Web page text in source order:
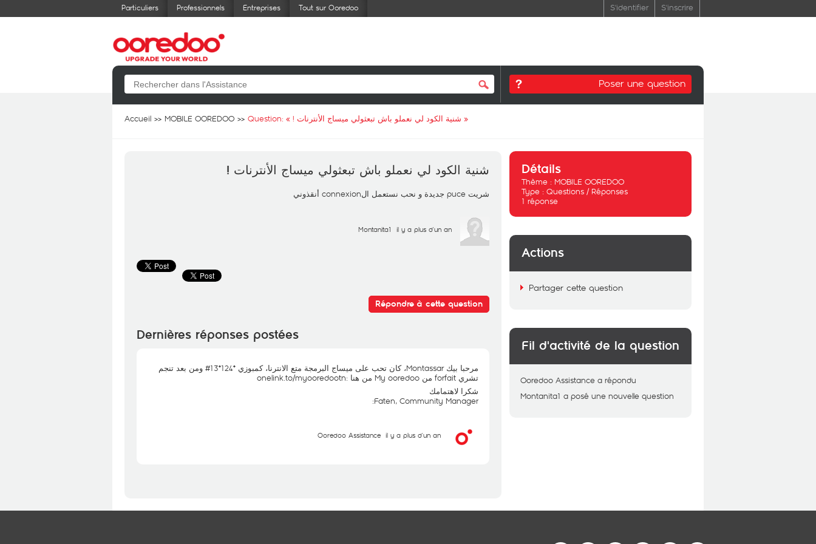
Particuliers Professionnels Entreprises Tout sur Ooredoo S'identifier S'inscrire
Poser une question
Accueil MOBILE OOREDOO Question: « شنية الكود لي نعملو باش تبعثولي ميساج الأنترنات ! »
شنية الكود لي نعملو باش تبعثولي ميساج الأنترنات !
شريت puce جديدة و نحب نستعمل الconnexion أنقذوني
Montanita1 il y a plus d'un an
Répondre à cette question
Dernières réponses postées
مرحبا بيك Montassar، كان تحب على ميساج البرمجة متع الانترنا، كمبوزي *124*13# ومن بعد تنجم
تشري forfait من My ooredoo من هنا :onelink.to/myooredootn
شكرا لاهتمامك
Faten, Community Manager:
Ooredoo Assistance il y a plus d'un an
Détails
Thème : MOBILE OOREDOO
Type : Questions / Réponses
1 réponse
Actions
Partager cette question
Fil d'activité de la question
Ooredoo Assistance a répondu
Montanita1 a posé une nouvelle question